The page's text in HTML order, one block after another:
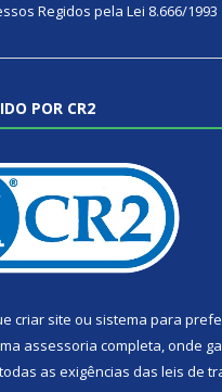
Regidos pela Lei 8.666/1993
POR CR2
criar site ou sistema para
assessoria completa, onde
as exigências das leis de